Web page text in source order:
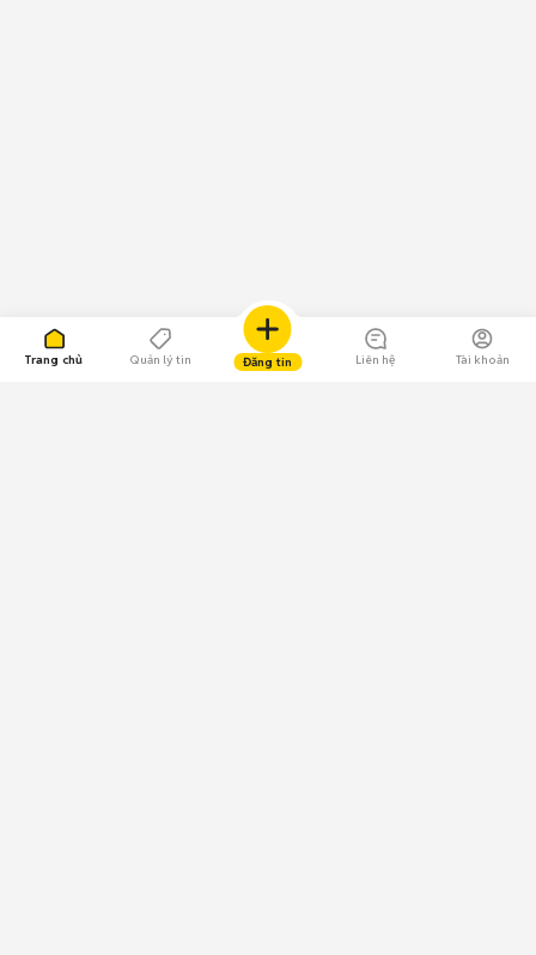
Trang chủ Quản lý tin Đăng tin Liên hệ Tài khoản